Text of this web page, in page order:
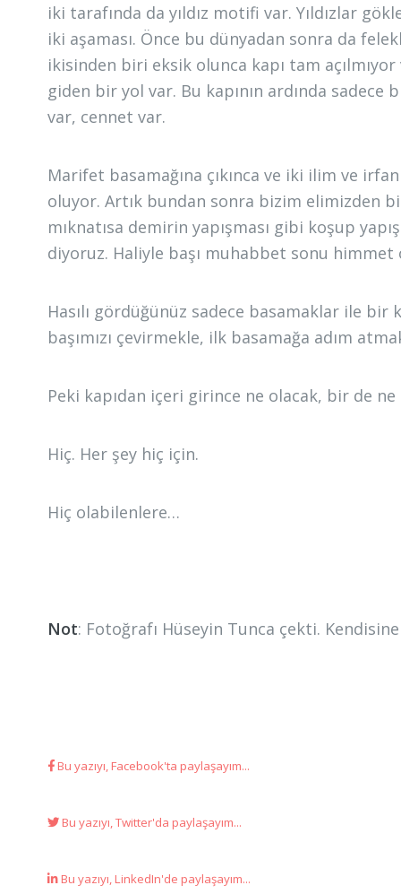
iki tarafında da yıldız motifi var. Yıldızlar
iki aşaması. Önce bu dünyadan sonra da
ikisinden biri eksik olunca kapı tam
giden bir yol var. Bu kapının ardında
var, cennet var.
Marifet basamağına çıkınca ve iki ilim ve
oluyor. Artık bundan sonra bizim elimizden
mıknatısa demirin yapışması gibi koşup
diyoruz. Haliyle başı muhabbet sonu
Hasılı gördüğünüz sadece basamaklar ile bir
başımızı çevirmekle, ilk basamağa adım
Peki kapıdan içeri girince ne olacak, bir de ne
Hiç. Her şey hiç için.
Hiç olabilenlere…
Not: Fotoğrafı Hüseyin Tunca çekti.
Bu yazıyı, Facebook'ta paylaşayım...
Bu yazıyı, Twitter'da paylaşayım...
Bu yazıyı, LinkedIn'de paylaşayım...